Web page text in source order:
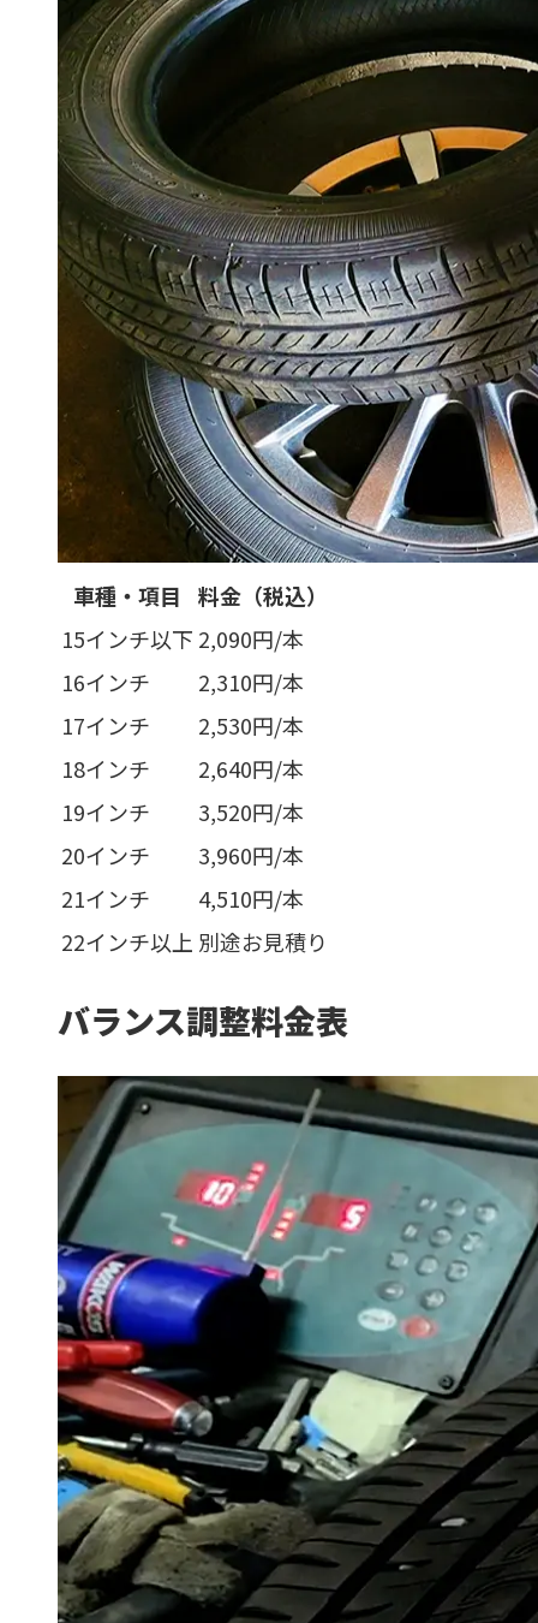
車種・項目 料金（税込）
15インチ以下 2,090円/本
16インチ
2,310円/本
17インチ
2,530円/本
18インチ
2,640円/本
19インチ
3,520円/本
20インチ
3,960円/本
21インチ
4,510円/本
22インチ以上 別途お見積り
バランス調整料金表